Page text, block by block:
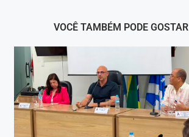
VOCÊ TAMBÉM PODE GOSTAR